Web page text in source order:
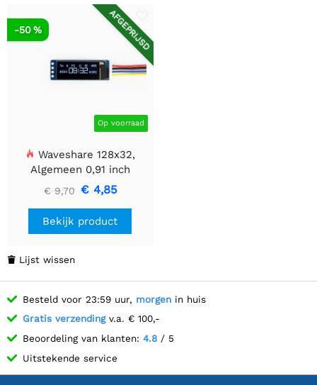
AFGEPRIJSD
Op voorraad
-50 %
Waveshare 128x32,
Algemeen 0,91 inch
OLED-displaymodule
€ 9,70 € 4,85
Bekijk product
 Lijst wissen
Besteld voor 23:59 uur, morgen in huis
Gratis verzendingv.a. € 100,-
Beoordeling van klanten: 4.8 / 5
Uitstekende service